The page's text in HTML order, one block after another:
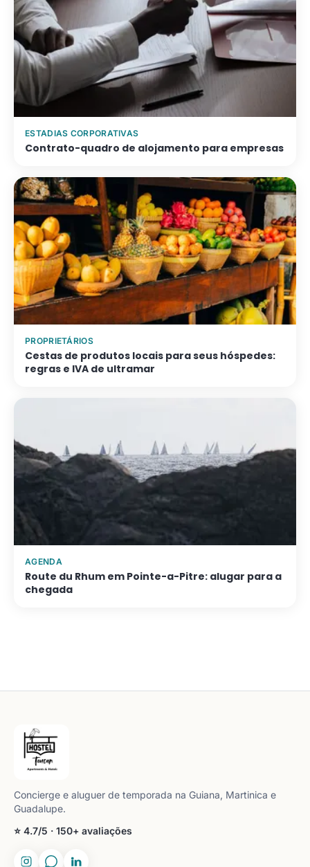
ESTADIAS CORPORATIVAS
Contrato-quadro de alojamento para empresas
PROPRIETÁRIOS
Cestas de produtos locais para seus hóspedes:
regras e IVA de ultramar
AGENDA
Route du Rhum em Pointe-a-Pitre: alugar para a
chegada
Concierge e aluguer de temporada na Guiana, Martinica e
Guadalupe.
⭐ 4.7/5 · 150+ avaliações